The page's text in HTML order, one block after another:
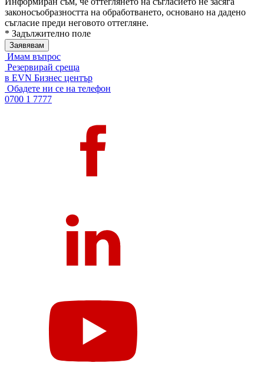
законосъобразността на обработването, основано на дадено
съгласие преди неговото оттегляне.
* Задължително поле
Имам въпрос
Резервирай среща
в EVN Бизнес център
Обадете ни се на телефон
0700 1 7777